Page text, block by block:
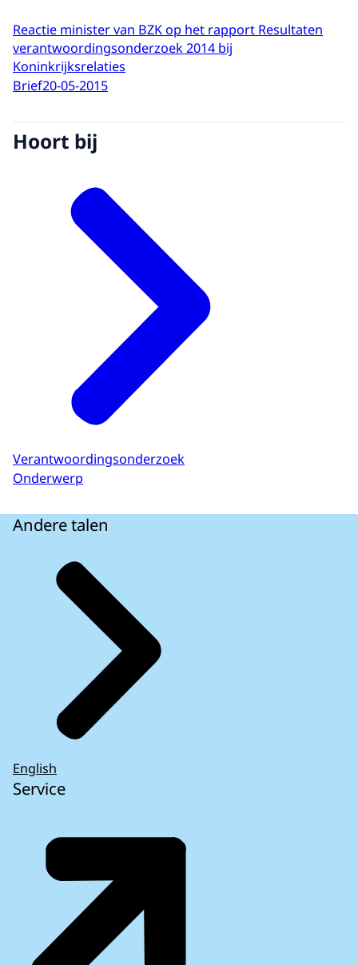
Reactie minister van BZK op het rapport Resultaten
verantwoordingsonderzoek 2014 bij
Koninkrijksrelaties
Brief20-05-2015
Hoort bij
Verantwoordingsonderzoek
Onderwerp
Andere talen
English
Service